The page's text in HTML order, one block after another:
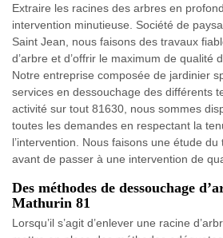
Extraire les racines des arbres en
intervention minutieuse. Société de
Saint Jean, nous faisons des travaux
d’arbre et d’offrir le maximum de qualité
Notre entreprise composée de jardinier
services en dessouchage des différents
activité sur tout 81630, nous sommes
toutes les demandes en respectant la
l’intervention. Nous faisons une étude
avant de passer à une intervention de
Des méthodes de dessouchage
Mathurin 81
Lorsqu’il s’agit d’enlever une racine